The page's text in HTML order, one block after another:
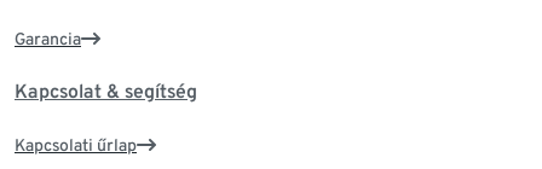
Garancia
Kapcsolat & segítség
Kapcsolati űrlap